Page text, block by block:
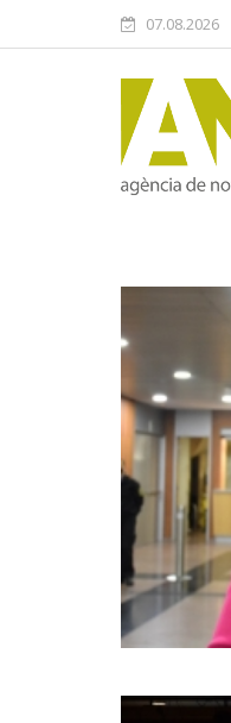
07.08.2026